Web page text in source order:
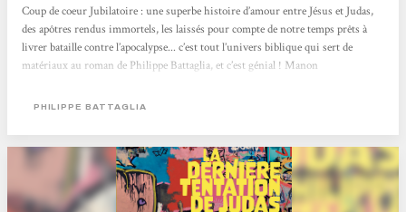
Coup de coeur Jubilatoire : une superbe histoire d’amour entre Jésus et Judas,
des apôtres rendus immortels, les laissés pour compte de notre temps prêts à
livrer bataille contre l’apocalypse... c’est tout l’univers biblique qui sert de
matériaux au roman de Philippe Battaglia, et c’est génial ! Manon
PHILIPPE BATTAGLIA